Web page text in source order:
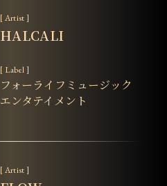
[ Artist ]
HALCALI
[ Label ]
フォーライフミュージック
エンタテイメント
[ Artist ]